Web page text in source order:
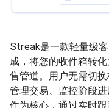
Streak是一款轻量级
成，将您的收件箱转
售管道。用户无需切
管理交易、监控阶段
件为核心，通过实时